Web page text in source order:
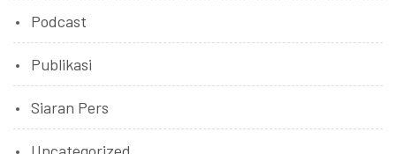
Podcast
Publikasi
Siaran Pers